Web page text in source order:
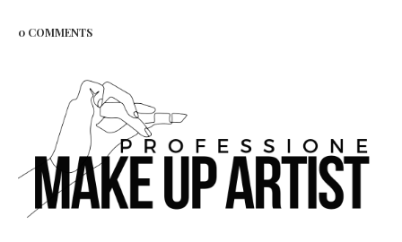
0 COMMENTS